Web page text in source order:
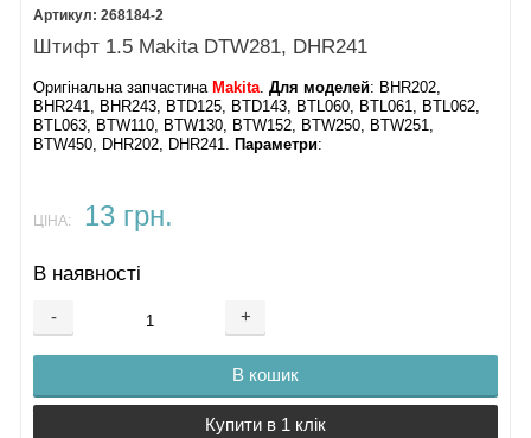
268184-2
Штифт 1.5 Makita DTW281, DHR241
Оригінальна запчастина Makita.Для моделей: BHR202,
BHR241, BHR243, BTD125, BTD143, BTL060, BTL061, BTL062,
BTL063, BTW110, BTW130, BTW152, BTW250, BTW251,
BTW450, DHR202, DHR241. Параметри:
ЦІНА: 13 грн.
В наявності
- +
В кошик
Купити в 1 клік